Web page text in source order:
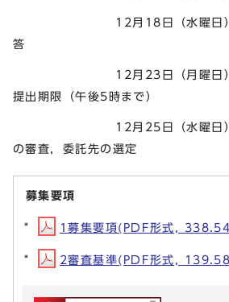
12月18日（水曜日） 質
答
12月23日（月曜日） 各
提出期限（午後5時まで）
12月25日（水曜日） 以
の審査，委託先の選定
募集要項
1募集要項(PDF形式,
2審査基準(PDF形式,